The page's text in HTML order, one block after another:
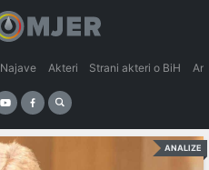
Najave Akteri Strani akteri o BiH
ANALIZE